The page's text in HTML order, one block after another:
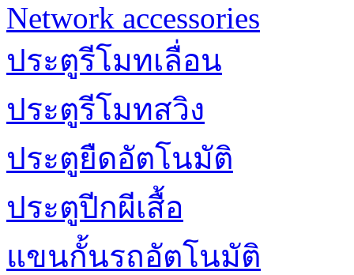
Network accessories
ประตูรีโมทเลื่อน
ประตูรีโมทสวิง
ประตูยืดอัตโนมัติ
ประตูปีกผีเสื้อ
แขนกั้นรถอัตโนมัติ